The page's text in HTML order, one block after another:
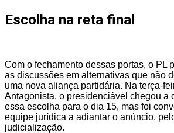
Escolha na reta final
Com o fechamento dessas portas, o PL
as discussões em alternativas que não
uma nova aliança partidária. Na terça-
Antagonista, o presidenciável chegou a
essa escolha para o dia 15, mas foi
equipe jurídica a adiantar o anúncio,
judicialização.